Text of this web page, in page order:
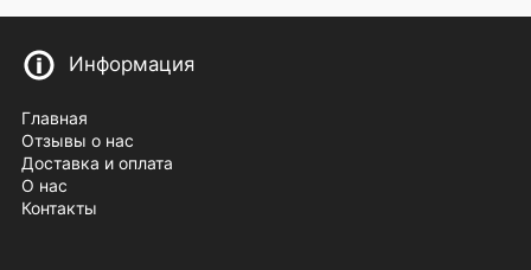
Информация
Главная
Отзывы о нас
Доставка и оплата
О нас
Контакты